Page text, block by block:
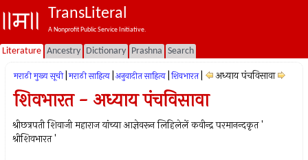
TransLiteral
A Nonprofit Public Service Initiative.
Literature Ancestry Dictionary Prashna Search
मराठी मुख्य सूची मराठी साहित्य अनुवादीत साहित्य शिवभारत अध्याय पंचविसावा
शिवभारत - अध्याय पंचविसावा
श्रीछत्रपती शिवाजी महाराज यांच्या आज्ञेवरून लिहिलेलें कवीन्द्र परमानन्दकृत '
श्रीशिवभारत '